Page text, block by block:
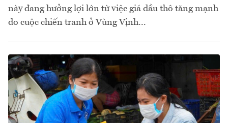
này đang hưởng lợi lớn từ việc giá dầu thô tăng mạnh
do cuộc chiến tranh ở Vùng Vịnh...